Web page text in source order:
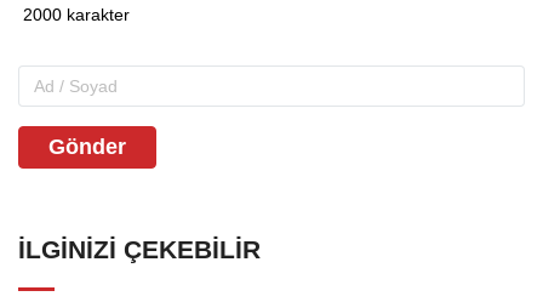
Gönder
İLGINIZI ÇEKEBILIR